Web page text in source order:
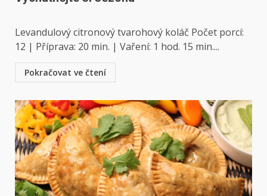
Levandulový citronový tvarohový koláč Počet porcí:
12 | Příprava: 20 min. | Vaření: 1 hod. 15 min....
Pokračovat ve čtení